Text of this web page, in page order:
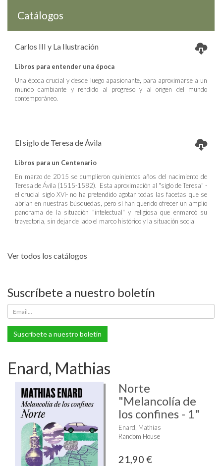
Catálogos
Carlos III y La Ilustración
Libros para entender una época
Una época crucial y desde luego apasionante, para aproximarse a un
mundo cambiante y rendido al progreso y al origen del mundo
contemporáneo.
El siglo de Teresa de Ávila
Libros para un Centenario
En marzo de 2015 se cumplieron quinientos años del nacimiento de
Teresa de Ávila (1515-1582). Esta aproximación al "siglo de Teresa" -
el crucial siglo XVI- no ha pretendido agotar todas las facetas que se
abrían en nuestras búsquedas, pero sí han querido ofrecer un amplio
panorama de la situación "intelectual" y religiosa que enmarcó su
trayectoria, sin dejar de lado el marco histórico y la situación social
Ver todos los catálogos
Suscríbete a nuestro boletín
Suscríbete a nuestro boletín
Enard, Mathias
Norte
"Melancolía de
los confines - 1"
Enard, Mathias
Random House
21,90 €